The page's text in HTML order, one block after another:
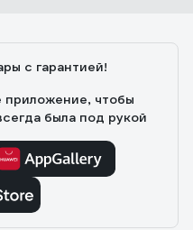
с гарантией!
приложение, чтобы
была под рукой